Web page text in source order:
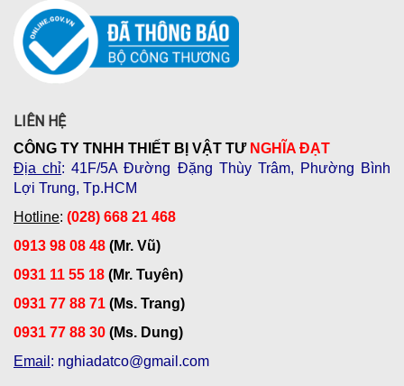
LIÊN HỆ
CÔNG TY TNHH THIẾT BỊ VẬT TƯ NGHĨA ĐẠT
Địa chỉ: 41F/5A Đường Đặng Thùy Trâm, Phường Bình
Lợi Trung, Tp.HCM
Hotline: (028) 668 21 468
0913 98 08 48 (Mr. Vũ)
0931 11 55 18 (Mr. Tuyên)
0931 77 88 71 (Ms. Trang)
0931 77 88 30 (Ms. Dung)
Email : nghiadatco@gmail.com